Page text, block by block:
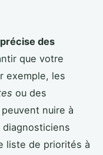
des
que votre
exemple, les
ou des
nuire à
diagnosticiens
liste de priorités à